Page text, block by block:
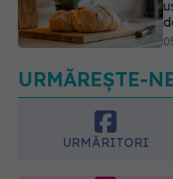
URMĂREȘTE-
URMĂRITORI